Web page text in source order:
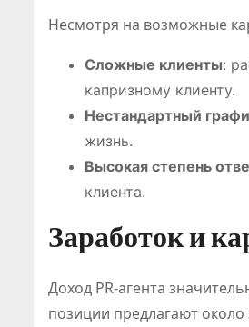
Несмотря на возможные
Сложные клиенты:
капризному клиенту.
Нестандартный
жизнь.
Высокая степень
клиента.
Заработок и
Доход PR-агента
позиции предлагают